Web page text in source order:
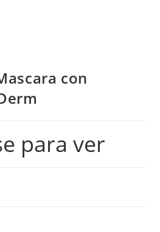
con
para ver